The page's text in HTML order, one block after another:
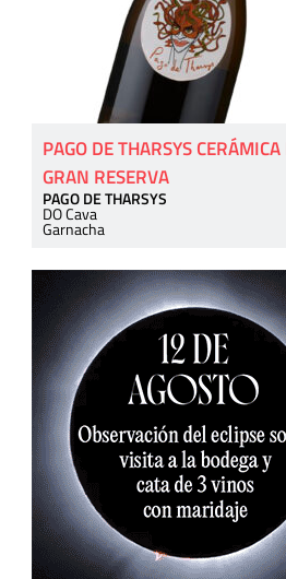
PAGO DE THARSYS CERÁMICA
GRAN RESERVA
PAGO DE THARSYS
DO Cava
Garnacha